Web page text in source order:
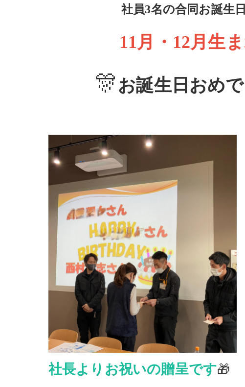
社員3名の合同お誕生
11月・12月生
🎊 お誕生日おめ
社長よりお祝いの贈呈です🎁